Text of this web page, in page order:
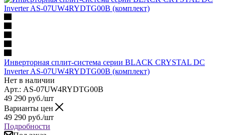
Инверторная сплит-система серии BLACK CRYSTAL DC
Inverter AS-07UW4RYDTG00B (комплект)
Нет в наличии
Арт.: AS-07UW4RYDTG00B
49 290 руб./шт
Варианты цен
49 290 руб./шт
Подробности